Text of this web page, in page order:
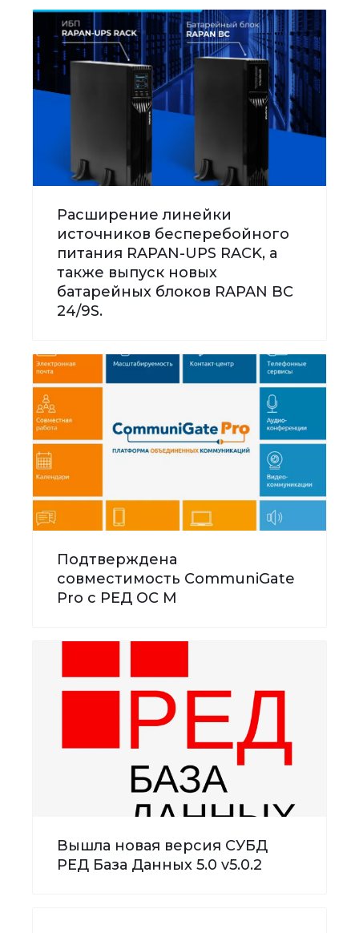
Расширение линейки
источников бесперебойного
питания RAPAN-UPS RACK, а
также выпуск новых
батарейных блоков RAPAN BC
24/9S.
Подтверждена
совместимость CommuniGate
Pro с РЕД ОС М
Вышла новая версия СУБД
РЕД База Данных 5.0 v5.0.2